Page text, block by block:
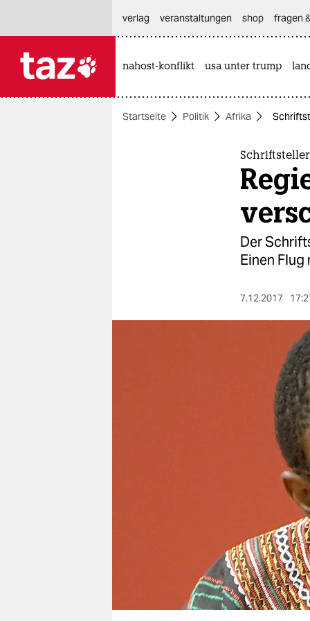
themen
genossenschaft
verlag
veranstaltungen shop fragen
nahost-konflikt usa unter trump
Startseite Politik Afrika
Der
Einen
7.12.2017